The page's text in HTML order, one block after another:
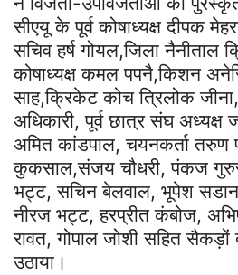
सीएयू के पूर्व कोषाध्यक्ष दीपक
सचिव हर्ष गोयल,जिला नैनीताल
कोषाध्यक्ष कमल पपनै,किशन
साह,क्रिकेट कोच त्रिलोक
अधिकारी, पूर्व छात्र संघ अध्यक्ष
अमित कांडपाल, चयनकर्ता तरुण
कुकसाल,संजय चौधरी, पंकज
भट्ट, सचिन बेलवाल, भूपेश
नीरज भट्ट, हरप्रीत कंबोज,
रावत, गोपाल जोशी सहित
उठाया।